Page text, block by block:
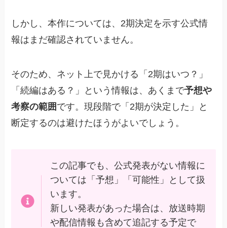
しかし、本作については、2期決定を示す公式情
報はまだ確認されていません。
そのため、ネット上で見かける「2期はいつ？」
「続編はある？」という情報は、あくまで予想や
考察の範囲 です。現段階で「2期が決定した」と
断定するのは避けたほうがよいでしょう。
この記事でも、公式発表がない情報に
ついては「予想」「可能性」として扱
います。
新しい発表があった場合は、放送時期
や配信情報も含めて追記する予定で